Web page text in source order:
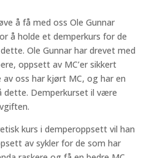
å få med oss Ole Gunnar
å holde et demperkurs for de
Ole Gunnar har drevet med
oppsett av MC’er sikkert
oss har kjørt MC, og har en
dette. Demperkurset il være
kurs i demperoppsett vil han
av sykler for de som har